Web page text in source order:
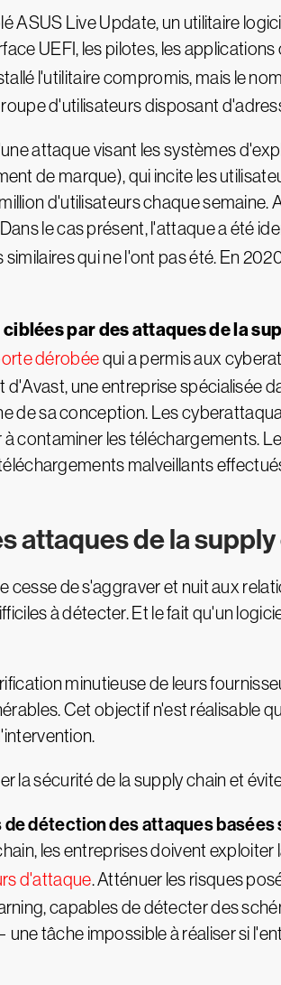
ASUS Live Update, un utilitaire
UEFI, les pilotes, les
l'utilitaire compromis, mais le
d'utilisateurs disposant
attaque visant les systèmes
de marque), qui incite les
d'utilisateurs chaque semaine.
le cas présent, l'attaque a été
qui ne l'ont pas été. En
par des attaques de la
dérobéequi a permis aux
une entreprise spécialisée
de sa conception. Les
contaminer les téléchargements.
malveillants
attaques de la supply
de s'aggraver et nuit aux
à détecter. Et le fait qu'un
minutieuse de leurs
Cet objectif n'est réalisable
la sécurité de la supply chain et
détection des attaques
les entreprises doivent exploiter
d'attaque. Atténuer les risques
capables de détecter des
tâche impossible à réaliser si